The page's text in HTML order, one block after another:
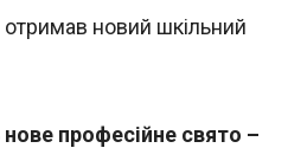
отримав новий шкільний
нове професійне свято –